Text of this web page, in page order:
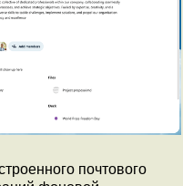
почтового